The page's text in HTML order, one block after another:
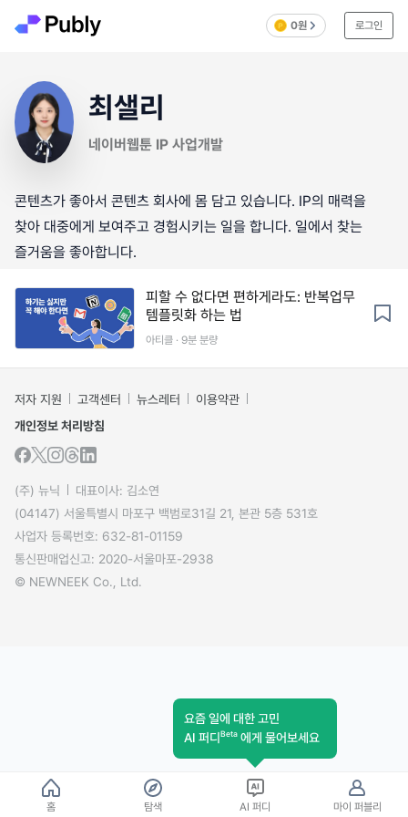
0원 로그인
최샐리
네이버웹툰 IP 사업개발
콘텐츠가 좋아서 콘텐츠 회사에 몸 담고 있습니다. IP의 매력을
찾아 대중에게 보여주고 경험시키는 일을 합니다. 일에서 찾는
즐거움을 좋아합니다.
피할 수 없다면 편하게라도: 반복업무
템플릿화 하는 법
아티클 · 9분 분량
저자 지원 고객센터 뉴스레터
이용약관
개인정보 처리방침
(주) 뉴닉
대표이사: 김소연
(04147) 서울특별시 마포구 백범로31길 21, 본관 5층 531호
사업자 등록번호: 632-81-01159
통신판매업신고: 2020-서울마포-2938
© NEWNEEK Co., Ltd.
홈 탐색
요즘 일에 대한 고민
AI 퍼디Beta 에게 물어보세요
AI 퍼디 마이 퍼블리